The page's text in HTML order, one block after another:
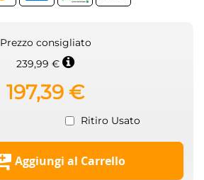
Prezzo consigliato
239,99 €
197,39 €
Ritiro Usato
Aggiungi al Carrello